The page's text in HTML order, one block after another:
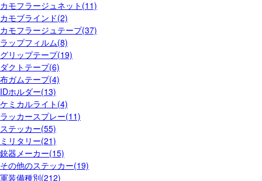
カモフラージュネット(11)
カモブラインド(2)
カモフラージュテープ(37)
ラップフィルム(8)
グリップテープ(19)
ダクトテープ(6)
布ガムテープ(4)
IDホルダー(13)
ケミカルライト(4)
ラッカースプレー(11)
ステッカー(55)
ミリタリー(21)
銃器メーカー(15)
その他のステッカー(19)
軍装備種別(212)